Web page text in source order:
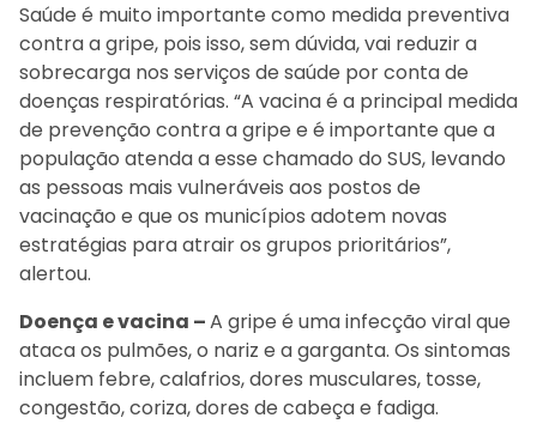
Saúde é muito importante como medida preventiva
contra a gripe, pois isso, sem dúvida, vai reduzir a
sobrecarga nos serviços de saúde por conta de
doenças respiratórias. “A vacina é a principal medida
de prevenção contra a gripe e é importante que a
população atenda a esse chamado do SUS, levando
as pessoas mais vulneráveis aos postos de
vacinação e que os municípios adotem novas
estratégias para atrair os grupos prioritários”,
alertou.
Doença e vacina –A gripe é uma infecção viral que
ataca os pulmões, o nariz e a garganta. Os sintomas
incluem febre, calafrios, dores musculares, tosse,
congestão, coriza, dores de cabeça e fadiga.